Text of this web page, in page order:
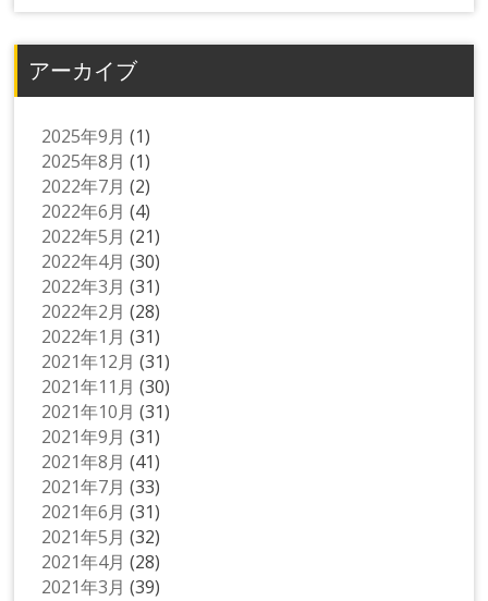
アーカイブ
2025年9月 (1)
2025年8月 (1)
2022年7月 (2)
2022年6月 (4)
2022年5月 (21)
2022年4月 (30)
2022年3月 (31)
2022年2月 (28)
2022年1月 (31)
2021年12月 (31)
2021年11月 (30)
2021年10月 (31)
2021年9月 (31)
2021年8月 (41)
2021年7月 (33)
2021年6月 (31)
2021年5月 (32)
2021年4月 (28)
2021年3月 (39)